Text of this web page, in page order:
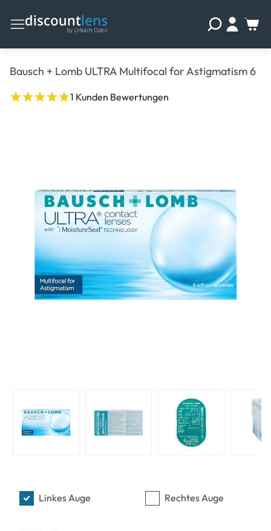
Bausch + Lomb ULTRA Multifocal for Astigmatism 6
1 Kunden Bewertungen
Linkes Auge Rechtes Auge